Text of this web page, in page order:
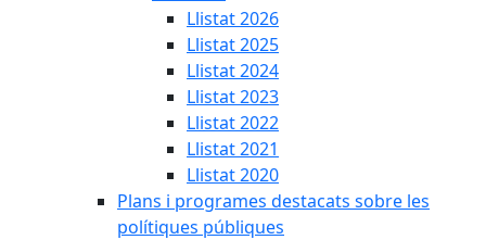
Llistat 2026
Llistat 2025
Llistat 2024
Llistat 2023
Llistat 2022
Llistat 2021
Llistat 2020
Plans i programes destacats sobre les
polítiques públiques